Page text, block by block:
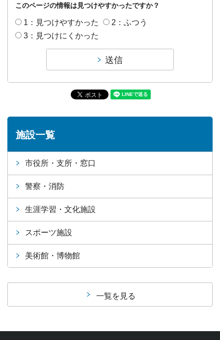
このページの情報は見つけやすかったですか？
1：見つけやすかった
2：ふつう
3：見つけにくかった
施設一覧
市役所・支所・窓口
警察・消防
生涯学習・文化施設
スポーツ施設
美術館・博物館
一覧を見る